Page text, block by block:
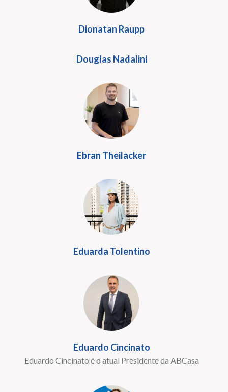
Dionatan Raupp
Douglas Nadalini
Ebran Theilacker
Eduarda Tolentino
Eduardo Cincinato
Eduardo Cincinato é o atual Presidente da ABCasa